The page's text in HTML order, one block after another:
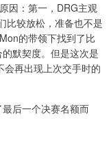
因：第一，DRG主观
比较放松，准备也不是
的带领下找到了比
默契度。但是这次是
会再出现上次交手时的
后一个决赛名额而